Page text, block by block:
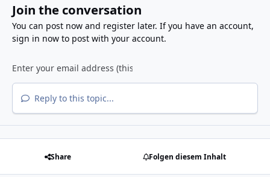
Join the conversation
You can post now and register later. If you have an account,
sign in nowto post with your account.
Reply to this topic...
Share Folgen diesem Inhalt